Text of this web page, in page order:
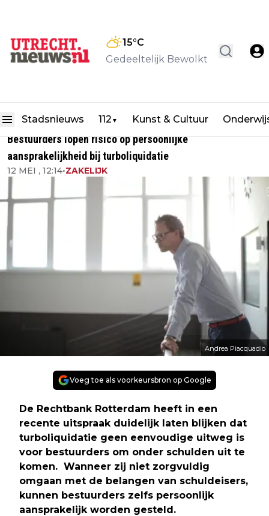
15°C
Gedeeltelijk Bewolkt
Stadsnieuws 112 ▼ Kunst & Cultuur
Bestuurders lopen risico op persoonlijke
aansprakelijkheid bij turboliquidatie
12 MEI , 12:14•ZAKELIJK
Andrea Piacquadio
Voeg toe als voorkeursbron op Google
De Rechtbank Rotterdam heeft in een
recente uitspraak duidelijk laten blijken dat
turboliquidatie geen eenvoudige uitweg is
voor bestuurders om onder schulden uit te
komen. Wanneer zij niet zorgvuldig
omgaan met de belangen van schuldeisers,
kunnen bestuurders zelfs persoonlijk
aansprakelijk worden gesteld.